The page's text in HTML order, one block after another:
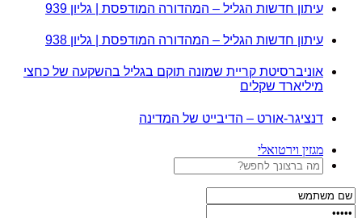
עיתון חדשות הגליל – המהדורה המודפסת | גליון 939
עיתון חדשות הגליל – המהדורה המודפסת | גליון 938
אוניברסיטת קריית שמונה תוקם בגליל בהשקעה של כחצי
מיליארד שקלים
דנציגר-אורט – הדיבייט של המדינה
מגזין וירטואלי